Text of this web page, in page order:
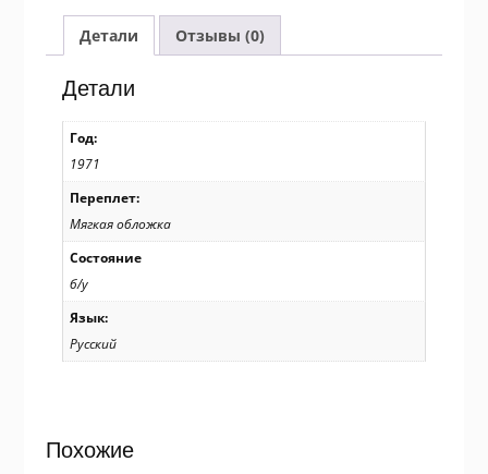
Козелькова
/p103Детали Отзывы (0)
Детали
Год:
1971
Переплет:
Мягкая обложка
Состояние
б/у
Язык:
Русский
Похожие